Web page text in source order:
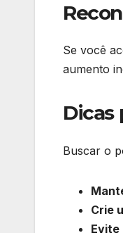
Se você
aumento
Dicas
Buscar o
Crie
Evite